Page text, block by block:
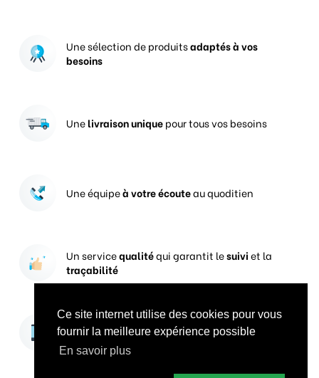
Ce site internet utilise des cookies pour vous
fournir la meilleure expérience possible
En savoir plus
Une sélection de produitsadaptés à vos
besoins
Unelivraison uniquepour tous vos besoins
Une équipeà votre écouteau quoditien
Un servicequalitéqui garantit lesuiviet la
traçabilité
Vos prises de commandesouvertes 24h/24